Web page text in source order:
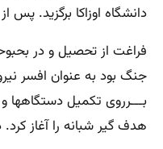
دانشگاه اوزاکا برگزید. پس از
فراغت از تحصیل و در
جنگ بود به عنوان افسر
بـــرروی تکمیل
هدف گیر شبانه را آغاز